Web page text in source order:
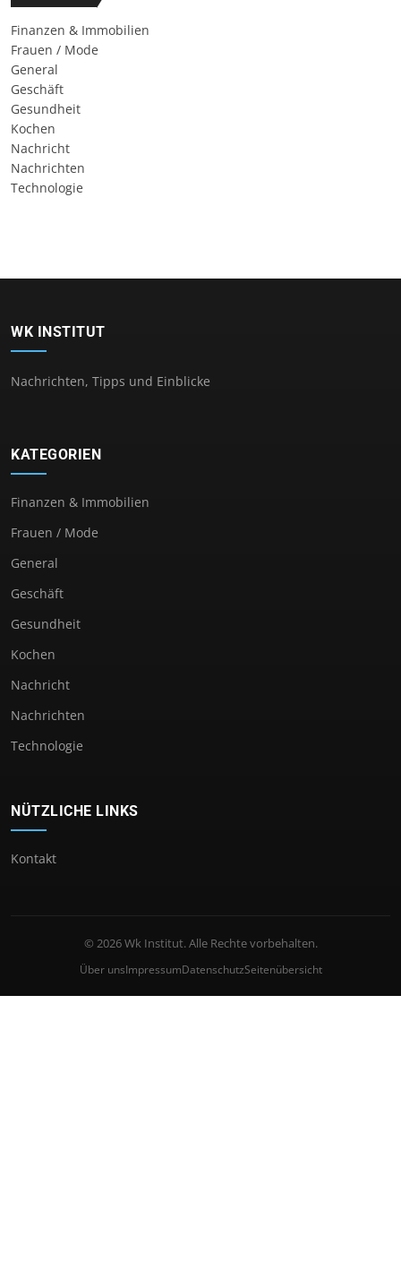
Finanzen & Immobilien
Frauen / Mode
General
Geschäft
Gesundheit
Kochen
Nachricht
Nachrichten
Technologie
WK INSTITUT
Nachrichten, Tipps und Einblicke
KATEGORIEN
Finanzen & Immobilien
Frauen / Mode
General
Geschäft
Gesundheit
Kochen
Nachricht
Nachrichten
Technologie
NÜTZLICHE LINKS
Kontakt
© 2026 Wk Institut. Alle Rechte vorbehalten.
Über unsImpressumDatenschutzSeitenübersicht